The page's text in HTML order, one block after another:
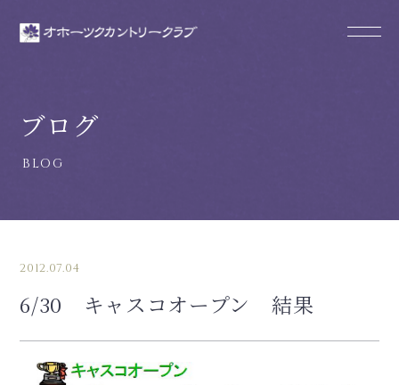
ブログ
2012.07.04
6/30 キャスコオープン 結果